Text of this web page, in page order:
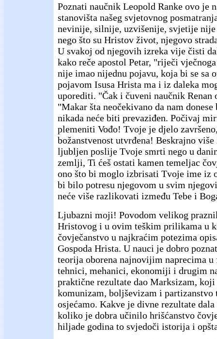
Poznati naučnik Leopold Ranke ovo je
stanovišta našeg svjetovnog
nevinije, silnije, uzvišenije, svjetije
nego što su Hristov život, njegovo
U svakoj od njegovih izreka vije čisti
kako reče apostol Petar, "riječi
nije imao nijednu pojavu, koja bi se sa
pojavom Isusa Hrista ma i iz daleka
uporediti. "Čak i čuveni naučnik Renan
"Makar šta neočekivano da nam donese
nikada neće biti prevaziđen. Počivaj
plemeniti Vođo! Tvoje je djelo
božanstvenost utvrđena! Beskrajno
ljubljen poslije Tvoje smrti nego u
zemlji, Ti ćeš ostati kamen temeljac
ono što bi moglo izbrisati Tvoje ime iz
bi bilo potresu njegovom u svim
neće više razlikovati između Tebe i
Ljubazni moji! Povodom velikog
Hristovog i u ovim teškim prilikama u
čovječanstvo u najkraćim potezima
Gospoda Hrista. U nauci je dobro
teorija oborena najnovijim naprecima
tehnici, mehanici, ekonomiji i drugim
praktične rezultate dao Marksizam,
komunizam, boljševizam i partizanstvo
osjećamo. Kakve je divne rezultate
koliko je dobra učinilo hrišćanstvo
hiljade godina to svjedoči istorija i